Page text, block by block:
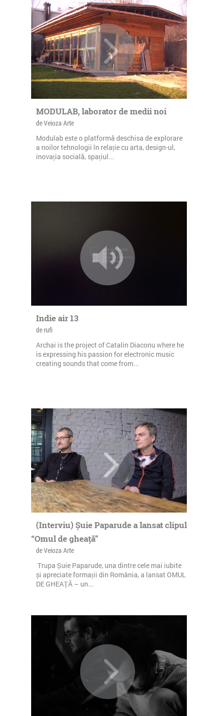
MODULAB, laborator de medii noi
de Veioza Arte
Modulab este o platformă deschisa de explorare
a noilor tehnologii în relație cu arta, design-ul,
inovația socială, spațiul...
Indie air 13
de rufi
Archai is the project of Catalin Diaconu where he
is expressing his passion for electronic music
creating sounds that come from...
(Interviu) Șuie Paparude a lansat clipul
“Omul de gheață”
de Veioza Arte
Trupa Șuie Paparude, una dintre cele mai iubite
și apreciate formații din România, a lansat OMUL
DE GHEAȚĂ – un...